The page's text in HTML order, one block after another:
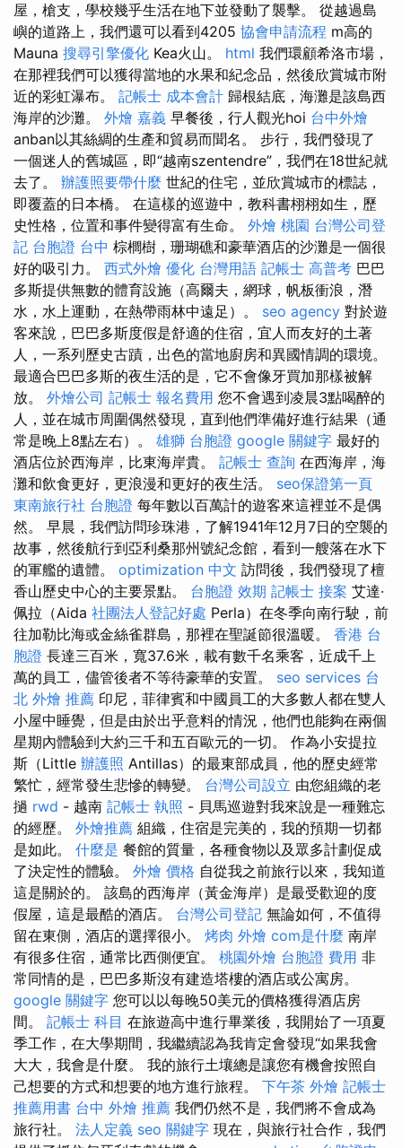
屋，槍支，學校幾乎生活在地下並發動了襲擊。 從越過島
嶼的道路上，我們還可以看到4205 協會申請流程 m高的
Mauna 搜尋引擎優化 Kea火山。 html 我們環顧希洛市場，
在那裡我們可以獲得當地的水果和紀念品，然後欣賞城市附
近的彩虹瀑布。 記帳士 成本會計 歸根結底，海灘是該島西
海岸的沙灘。 外燴 嘉義 早餐後，行人觀光hoi 台中外燴
anban以其絲綢的生產和貿易而聞名。 步行，我們發現了
一個迷人的舊城區，即“越南szentendre”，我們在18世紀就
去了。 辦護照要帶什麼 世紀的住宅，並欣賞城市的標誌，
即覆蓋的日本橋。 在這樣的巡遊中，教科書栩栩如生，歷
史性格，位置和事件變得富有生命。 外燴 桃園 台灣公司登
記 台胞證 台中 棕櫚樹，珊瑚礁和豪華酒店的沙灘是一個很
好的吸引力。 西式外燴 優化 台灣用語 記帳士 高普考 巴巴
多斯提供無數的體育設施（高爾夫，網球，帆板衝浪，潛
水，水上運動，在熱帶雨林中遠足）。 seo agency 對於遊
客來說，巴巴多斯度假是舒適的住宿，宜人而友好的土著
人，一系列歷史古蹟，出色的當地廚房和異國情調的環境。
最適合巴巴多斯的夜生活的是，它不會像牙買加那樣被解
放。 外燴公司 記帳士 報名費用 您不會遇到凌晨3點喝醉的
人，並在城市周圍偶然發現，直到他們準備好進行結果（通
常是晚上8點左右）。 雄獅 台胞證 google 關鍵字 最好的
酒店位於西海岸，比東海岸貴。 記帳士 查詢 在西海岸，海
灘和飲食更好，更浪漫和更好的夜生活。 seo保證第一頁
東南旅行社 台胞證 每年數以百萬計的遊客來這裡並不是偶
然。 早晨，我們訪問珍珠港，了解1941年12月7日的空襲的
故事，然後航行到亞利桑那州號紀念館，看到一艘落在水下
的軍艦的遺體。 optimization 中文 訪問後，我們發現了檀
香山歷史中心的主要景點。 台胞證 效期 記帳士 接案 艾達·
佩拉（Aida 社團法人登記好處 Perla）在冬季向南行駛，前
往加勒比海或金絲雀群島，那裡在聖誕節很溫暖。 香港 台
胞證 長達三百米，寬37.6米，載有數千名乘客，近成千上
萬的員工，儘管後者不等待豪華的安置。 seo services 台
北 外燴 推薦 印尼，菲律賓和中國員工的大多數人都在雙人
小屋中睡覺，但是由於出乎意料的情況，他們也能夠在兩個
星期內體驗到大約三千和五百歐元的一切。 作為小安提拉
斯（Little 辦護照 Antillas）的最東部成員，他的歷史經常
繁忙，經常發生悲慘的轉變。 台灣公司設立 由您組織的老
撾 rwd - 越南 記帳士 執照 - 貝馬巡遊對我來說是一種難忘
的經歷。 外燴推薦 組織，住宿是完美的，我的預期一切都
是如此。 什麼是 餐館的質量，各種食物以及眾多計劃促成
了決定性的體驗。 外燴 價格 自從我之前旅行以來，我知道
這是關於的。 該島的西海岸（黃金海岸）是最受歡迎的度
假屋，這是最酷的酒店。 台灣公司登記 無論如何，不​​值得
留在東側，酒店的選擇很小。 烤肉 外燴 com是什麼 南岸
有很多住宿，通常比西側便宜。 桃園外燴 台胞證 費用 非
常同情的是，巴巴多斯沒有建造塔樓的酒店或公寓房。
google 關鍵字 您可以以每晚50美元的價格獲得酒店房
間。 記帳士 科目 在旅遊高中進行畢業後，我開始了一項夏
季工作，在大學期間，我繼續認為我肯定會發現“如果我會
大大，我會是什麼。 我的旅行土壤總是讓您有機會按照自
己想要的方式和想要的地方進行旅程。 下午茶 外燴 記帳士
推薦用書 台中 外燴 推薦 我們仍然不是，我們將不會成為
旅行社。 法人定義 seo 關鍵字 現在，與旅行社合作，我們